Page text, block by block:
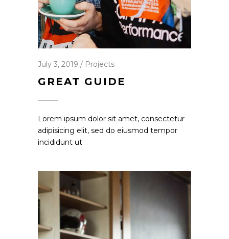
July 3, 2019 Projects
GREAT GUIDE
Lorem ipsum dolor sit amet, consectetur
adipisicing elit, sed do eiusmod tempor
incididunt ut